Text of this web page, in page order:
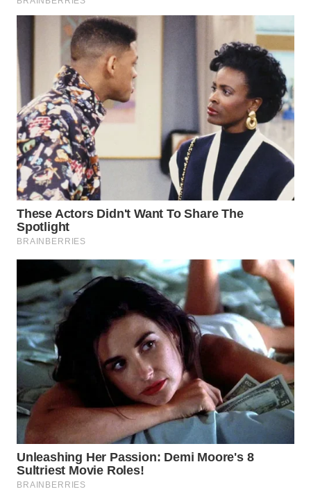
Wahana
Network
KONSUMEN
LISTRIK
MASYARAKAT
KELISTRIKAN
WALINKI
ID
MAWAKA
ID
MARTABAT
NET
PLN
WATCH
MKLI
LPKKI
LKKI